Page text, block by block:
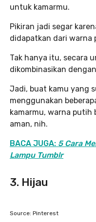
untuk kamarmu.
Pikiran jadi segar
didapatkan dari warna
Tak hanya itu, secara
dikombinasikan
Jadi, buat kamu yang
menggunakan
kamarmu, warna putih
aman, nih.
BACA JUGA: 5 Cara
Lampu Tumblr
3. Hijau
Source: Pinterest